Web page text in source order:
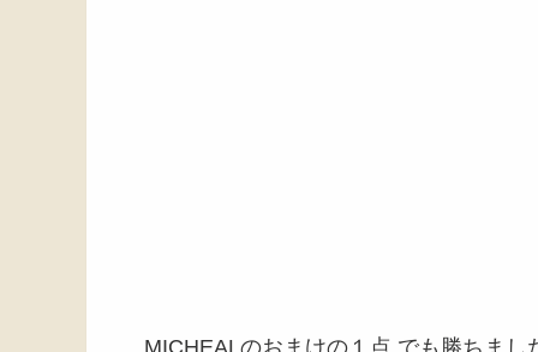
MICHEALのおまけの１点 でも勝ちまし